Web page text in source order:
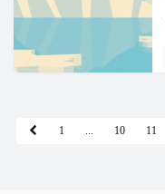
1 ... 10 11